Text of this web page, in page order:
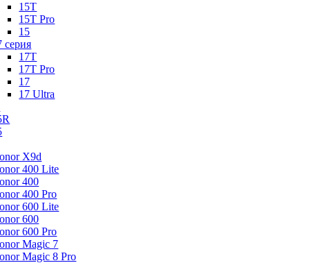
15T
15T Pro
15
серия
17T
17T Pro
17
17 Ultra
X9d
400 Lite
400
400 Pro
600 Lite
600
600 Pro
Magic 7
Magic 8 Pro